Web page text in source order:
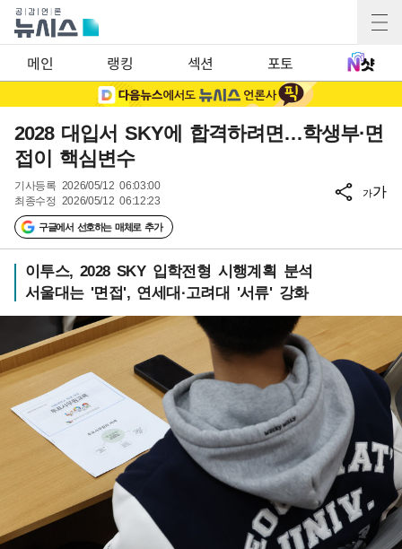
메인 랭킹 섹션 포토
2028 대입서 SKY에 합격하려면…학생부·면
접이 핵심변수
기사등록 2026/05/12 06:03:00
최종수정 2026/05/12 06:12:23
구글에서 선호하는 매체로 추가
가가
이투스, 2028 SKY 입학전형 시행계획 분석
서울대는 '면접', 연세대·고려대 '서류' 강화